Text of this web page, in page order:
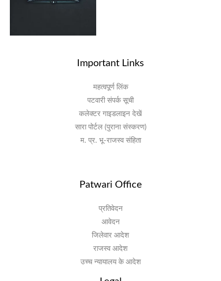
Important Links
महत्वपूर्ण लिंक
पटवारी संपर्क सूची
कलेक्टर गाइडलाइन देखें
सारा पोर्टल (पुराना संस्करण)
म. प्र. भू-राजस्व संहिता
Patwari Office
प्रतिवेदन
आवेदन
जिलेवार आदेश
राजस्व आदेश
उच्च न्यायालय के आदेश